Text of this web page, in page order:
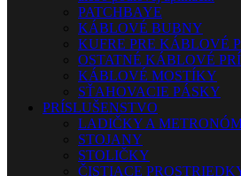
PATCHBAYE
KÁBLOVÉ BUBNY
KUFRE PRE KÁBLOVÉ
OSTATNÉ KÁBLOVÉ
KÁBLOVÉ MOSTÍKY
SŤAHOVACIE PÁSKY
PRÍSLUŠENSTVO
LADIČKY A
STOJANY
STOLIČKY
ČISTIACE